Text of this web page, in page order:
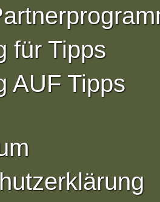
für Tipps
AUF Tipps